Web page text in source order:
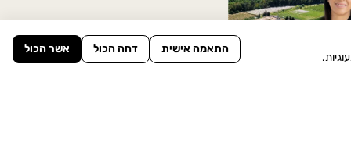
וילה להשכרה במושב מגדים
התאמה אישית דחה הכול אשר הכול